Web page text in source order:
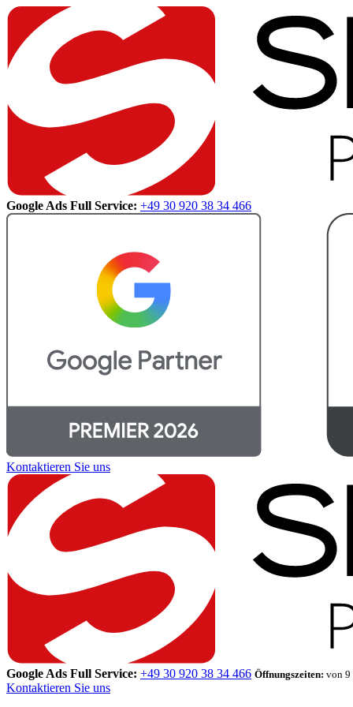
Google Ads Full Service: +49 30 920 38 34 466
Kontaktieren Sie uns
Google Ads Full Service: +49 30 920 38 34 466 Öffnungszeiten: von 9
Kontaktieren Sie uns